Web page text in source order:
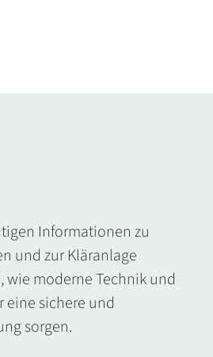
Informationen zu
und zur Kläranlage
wie moderne Technik und
eine sichere und
sorgen.